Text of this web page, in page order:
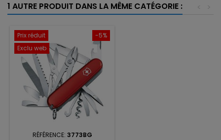
1 AUTRE PRODUIT DANS LA MÊME CATÉGORIE : <
-5%
Prix réduit
Exclu web
RÉFÉRENCE: 3773BG